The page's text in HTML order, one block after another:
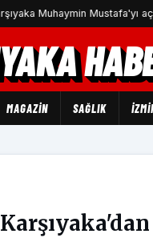
Mustafa'yı açıkladı
MAGAZİN SAĞLIK